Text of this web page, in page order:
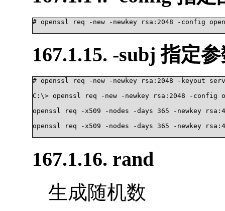
# openssl req -new -newkey rsa:2048 -config
167.1.15. -subj 指定
# openssl req -new -newkey rsa:2048 -keyout
C:\> openssl req -new -newkey rsa:2048 -config
openssl req -x509 -nodes -days 365 -newkey
openssl req -x509 -nodes -days 365 -newkey
167.1.16. rand
生成随机数